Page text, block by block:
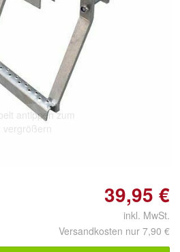
antippen zum
vergrößern
39,95 €
inkl. MwSt.
Versandkosten nur 7,90 €